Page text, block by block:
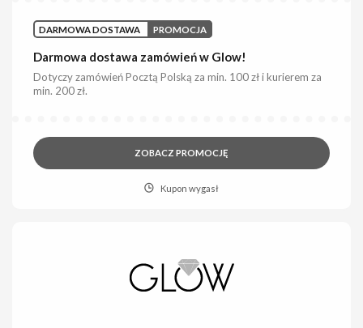
DARMOWA DOSTAWA PROMOCJA
Darmowa dostawa zamówień w Glow!
Dotyczy zamówień Pocztą Polską za min. 100 zł i kurierem za
min. 200 zł.
ZOBACZ PROMOCJĘ
Kupon wygasł